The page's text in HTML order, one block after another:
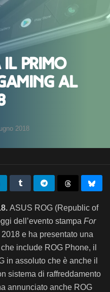
il primo
al
2018
ASUS ROG (Republic of
dell’evento stampa For
e ha presentato una
include ROG Phone, il
in assoluto che è anche il
sistema di raffreddamento
annunciato anche ROG